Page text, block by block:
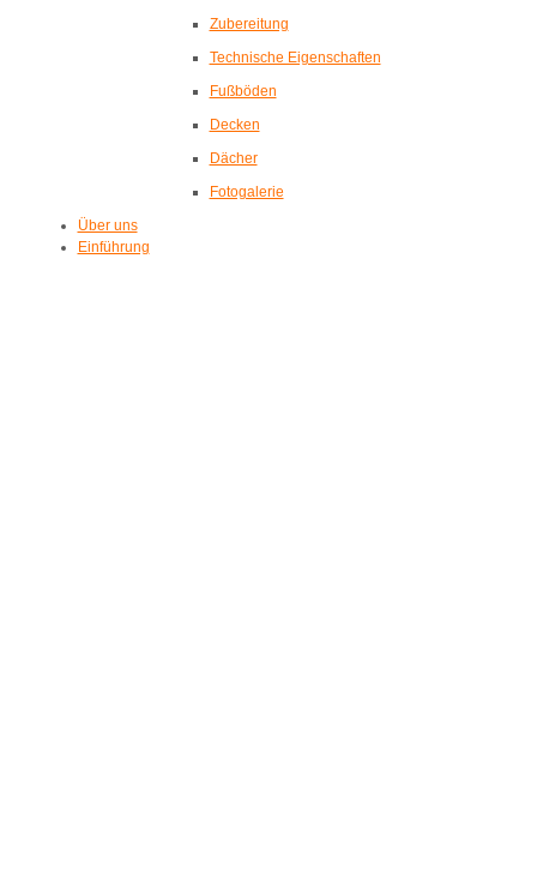
Zubereitung
Technische Eigenschaften
Fußböden
Decken
Dächer
Fotogalerie
Über uns
Einführung